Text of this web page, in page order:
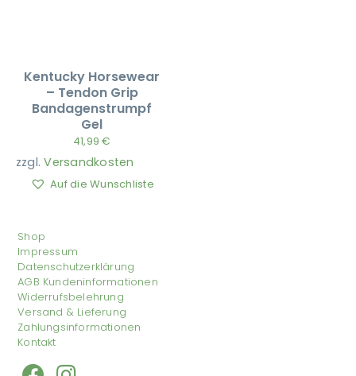
Kentucky Horsewear
– Tendon Grip
Bandagenstrumpf
Gel
41,99€
zzgl.Versandkosten
Auf die Wunschliste
Shop
Impressum
Datenschutzerklärung
AGB Kundeninformationen
Widerrufsbelehrung
Versand & Lieferung
Zahlungsinformationen
Kontakt